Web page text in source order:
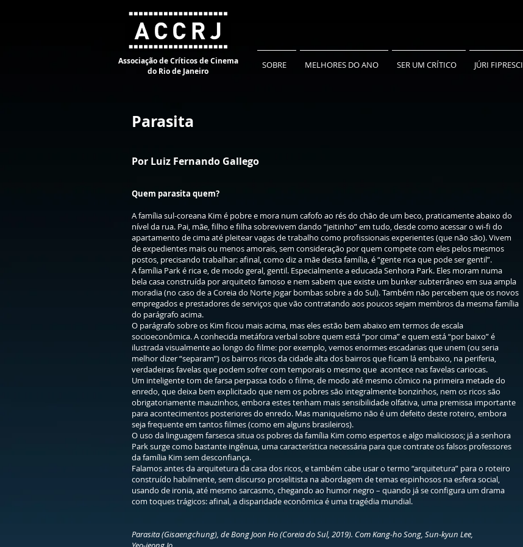
Associação de Críticos de Cinema
do Rio de Janeiro
SOBRE MELHORES DO ANO SER UM CRÍTICO JÚRI FIPRESCI
Parasita
Por Luiz Fernando Gallego
Quem parasita quem?
A família sul-coreana Kim é pobre e mora num cafofo ao rés do chão de um beco, praticamente abaixo do
nível da rua. Pai, mãe, filho e filha sobrevivem dando “jeitinho” em tudo, desde como acessar o wi-fi do
apartamento de cima até pleitear vagas de trabalho como profissionais experientes (que não são). Vivem
de expedientes mais ou menos amorais, sem consideração por quem compete com eles pelos mesmos
postos, precisando trabalhar: afinal, como diz a mãe desta família, é “gente rica que pode ser gentil”.
A família Park é rica e, de modo geral, gentil. Especialmente a educada Senhora Park. Eles moram numa
bela casa construída por arquiteto famoso e nem sabem que existe um bunker subterrâneo em sua ampla
moradia (no caso de a Coreia do Norte jogar bombas sobre a do Sul). Também não percebem que os novos
empregados e prestadores de serviços que vão contratando aos poucos sejam membros da mesma família
do parágrafo acima.
O parágrafo sobre os Kim ficou mais acima, mas eles estão bem abaixo em termos de escala
socioeconômica. A conhecida metáfora verbal sobre quem está “por cima” e quem está “por baixo” é
ilustrada visualmente ao longo do filme: por exemplo, vemos enormes escadarias que unem (ou seria
melhor dizer “separam”) os bairros ricos da cidade alta dos bairros que ficam lá embaixo, na periferia,
verdadeiras favelas que podem sofrer com temporais o mesmo que acontece nas favelas cariocas.
Um inteligente tom de farsa perpassa todo o filme, de modo até mesmo cômico na primeira metade do
enredo, que deixa bem explicitado que nem os pobres são integralmente bonzinhos, nem os ricos são
obrigatoriamente mauzinhos, embora estes tenham mais sensibilidade olfativa, uma premissa importante
para acontecimentos posteriores do enredo. Mas maniqueísmo não é um defeito deste roteiro, embora
seja frequente em tantos filmes (como em alguns brasileiros).
O uso da linguagem farsesca situa os pobres da família Kim como espertos e algo maliciosos; já a senhora
Park surge como bastante ingênua, uma característica necessária para que contrate os falsos professores
da família Kim sem desconfiança.
Falamos antes da arquitetura da casa dos ricos, e também cabe usar o termo “arquitetura” para o roteiro
construído habilmente, sem discurso proselitista na abordagem de temas espinhosos na esfera social,
usando de ironia, até mesmo sarcasmo, chegando ao humor negro – quando já se configura um drama
com toques trágicos: afinal, a disparidade econômica é uma tragédia mundial.
Parasita (Gisaengchung), de Bong Joon Ho (Coreia do Sul, 2019). Com Kang-ho Song, Sun-kyun Lee,